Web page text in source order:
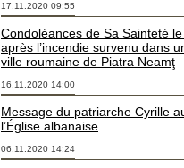
17.11.2020 09:55
Condoléances de Sa Sainteté
après l’incendie survenu dans
ville roumaine de Piatra Neamţ
16.11.2020 14:00
Message du patriarche Cyrille
l’Église albanaise
06.11.2020 14:24